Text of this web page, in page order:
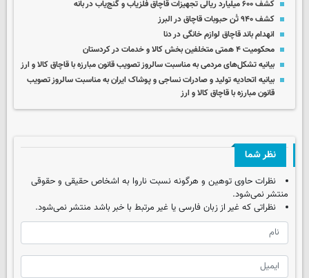
کشف ۶۰۰ میلیارد ریالی تجهیزات قاچاق فلزیاب و گنج‌یاب در بانه
کشف ۹۴۰ تُن حبوبات قاچاق در البرز
انهدام باند قاچاق لوازم خانگی در دنا
محکومیت ۴ همتی متخلفین بخش کالا و خدمات در کردستان
بیانیه تشکل‌های مردمی به مناسبت سالروز تصویب قانون مبارزه با قاچاق کالا و ارز
بیانیه اتحادیه تولید و صادرات نساجی و پوشاک ایران به مناسبت سالروز تصویب
قانون مبارزه با قاچاق کالا و ارز
نظر شما
نظرات حاوی توهین و هرگونه نسبت ناروا به اشخاص حقیقی و حقوقی
منتشر نمی‌شود.
نظراتی که غیر از زبان فارسی یا غیر مرتبط با خبر باشد منتشر نمی‌شود.